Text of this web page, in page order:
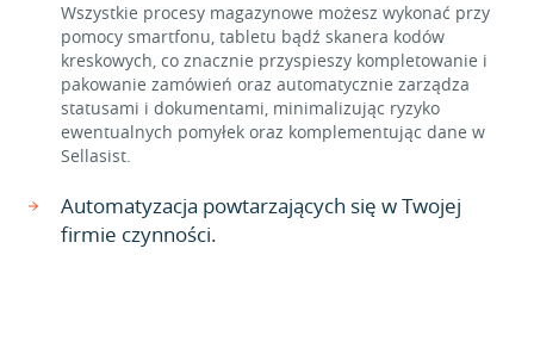
Wszystkie procesy magazynowe możesz wykonać przy
pomocy smartfonu, tabletu bądź skanera kodów
kreskowych, co znacznie przyspieszy kompletowanie i
pakowanie zamówień oraz automatycznie zarządza
statusami i dokumentami, minimalizując ryzyko
ewentualnych pomyłek oraz komplementując dane w
Sellasist.
Automatyzacja powtarzających się w Twojej
firmie czynności.